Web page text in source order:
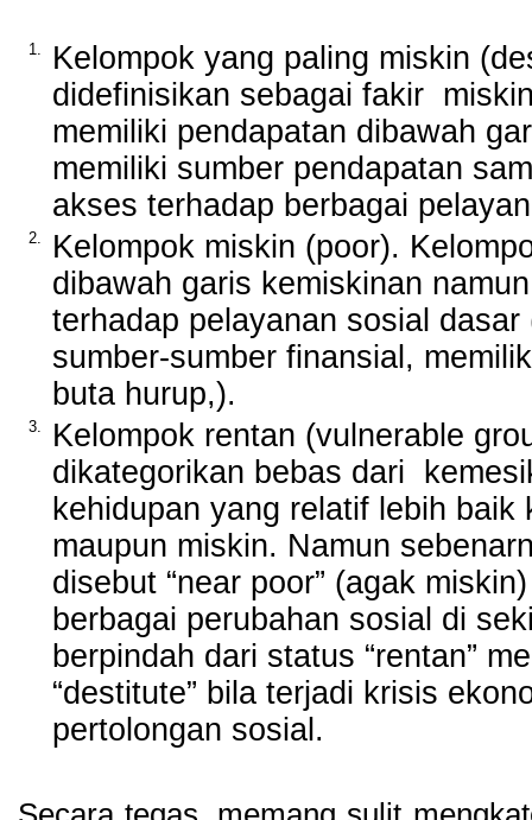
1.
Kelompok yang paling miskin
didefinisikan sebagai fakir
memiliki pendapatan dibawah
memiliki sumber pendapatan
akses terhadap berbagai
2.
Kelompok miskin (poor).
dibawah garis kemiskinan
terhadap pelayanan sosial
sumber-sumber finansial,
buta hurup,).
3.
Kelompok rentan (vulnerable
dikategorikan bebas dari
kehidupan yang relatif lebih
maupun miskin. Namun
disebut “near poor” (agak
berbagai perubahan sosial di
berpindah dari status “rentan”
“destitute” bila terjadi krisis
pertolongan sosial.